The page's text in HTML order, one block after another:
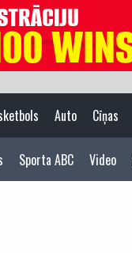
Auto Cīņas
Sporta ABC Video